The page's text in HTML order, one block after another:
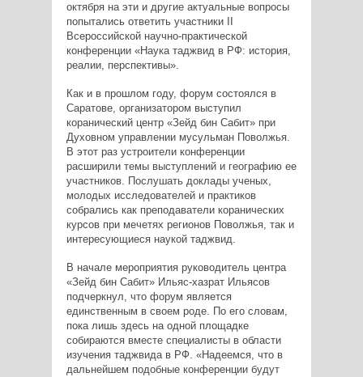
октября на эти и другие актуальные вопросы
попытались ответить участники II
Всероссийской научно-практической
конференции «Наука таджвид в РФ: история,
реалии, перспективы».
Как и в прошлом году, форум состоялся в
Саратове, организатором выступил
коранический центр «Зейд бин Сабит» при
Духовном управлении мусульман Поволжья.
В этот раз устроители конференции
расширили темы выступлений и географию ее
участников. Послушать доклады ученых,
молодых исследователей и практиков
собрались как преподаватели коранических
курсов при мечетях регионов Поволжья, так и
интересующиеся наукой таджвид.
В начале мероприятия руководитель центра
«Зейд бин Сабит» Ильяс-хазрат Ильясов
подчеркнул, что форум является
единственным в своем роде. По его словам,
пока лишь здесь на одной площадке
собираются вместе специалисты в области
изучения таджвида в РФ. «Надеемся, что в
дальнейшем подобные конференции будут